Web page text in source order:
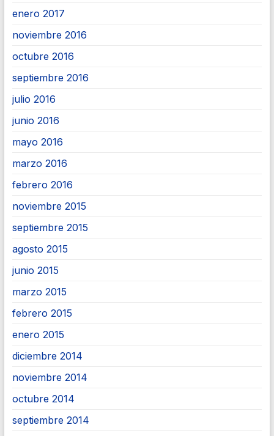
enero 2017
noviembre 2016
octubre 2016
septiembre 2016
julio 2016
junio 2016
mayo 2016
marzo 2016
febrero 2016
noviembre 2015
septiembre 2015
agosto 2015
junio 2015
marzo 2015
febrero 2015
enero 2015
diciembre 2014
noviembre 2014
octubre 2014
septiembre 2014